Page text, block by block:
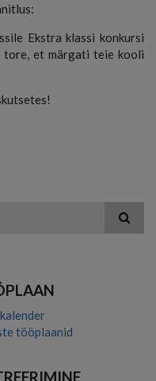
Ekstra klassi konkursi
tore, et märgati teie kooli
tööplaanid